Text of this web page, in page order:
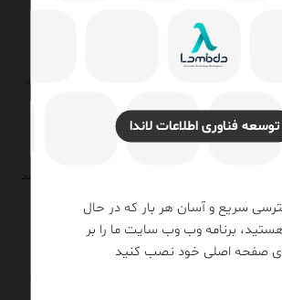
توسعه فناوری اطلاعات لاندا
سریع و آسان هر بار که در حال
برنامه وب وب سایت ما را بر
صفحه اصلی خود نصب کنید
سبک‌تر و بهینه‌تر است. بسیاری از
ندارند برای هر پروژه به سراغ زیرساخت‌های
و به همین دلیل ابزارهایی که بتوانند عملکرد
ارائه دهند، شانس بیشتری برای پذیرش در بازار
با وجود مزایای متعدد، Nano-Banana هنوز در مراحل اولیه توسعه قرار
کامل فریم‌ورک‌های بالغی مانند
TensorFlow یا PyTorch دانست. با این حال روند رشد آن نشان می‌دهد
جذاب برای نمونه‌سازی سریع، آموزش، آزمایش
سبک تا متوسط تبدیل شود.
این پروژه ادامه پیدا کند و جامعه کاربری آن